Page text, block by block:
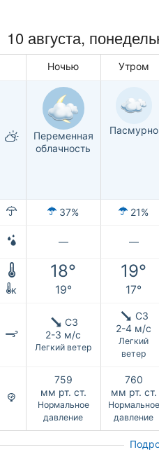
10 августа,
Ночью Утром
Переменная
облачность
Пасмурно
37% 21%
— —
18° 19°
к 19° 17°
СЗ
2-3 м/с
Легкий ветер
СЗ
2-4 м/с
Легкий
ветер
759
мм рт. ст.
Нормальное
давление
760
мм рт. ст.
Нормальное
давление